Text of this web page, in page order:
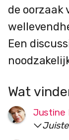
de oorzaak
Een
Wat
Justine